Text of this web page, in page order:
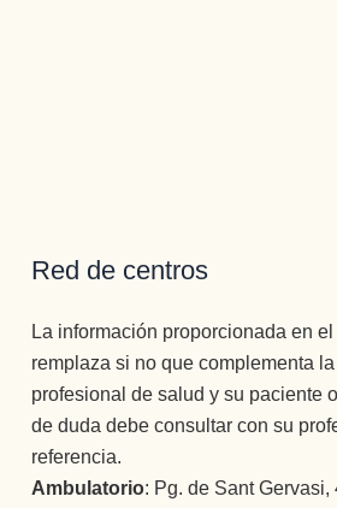
Red de centros
La información proporcionada en
remplaza si no que complementa
profesional de salud y su paciente
de duda debe consultar con su
referencia.
Ambulatorio: Pg. de Sant Gervasi,